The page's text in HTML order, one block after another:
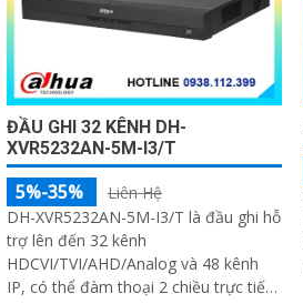
ĐẦU GHI 32 KÊNH DH-
XVR5232AN-5M-I3/T
5%-35%
Liên Hệ
DH-XVR5232AN-5M-I3/T là đầu ghi hỗ
trợ lên đến 32 kênh
HDCVI/TVI/AHD/Analog và 48 kênh
IP, có thể đàm thoại 2 chiều trực tiếp